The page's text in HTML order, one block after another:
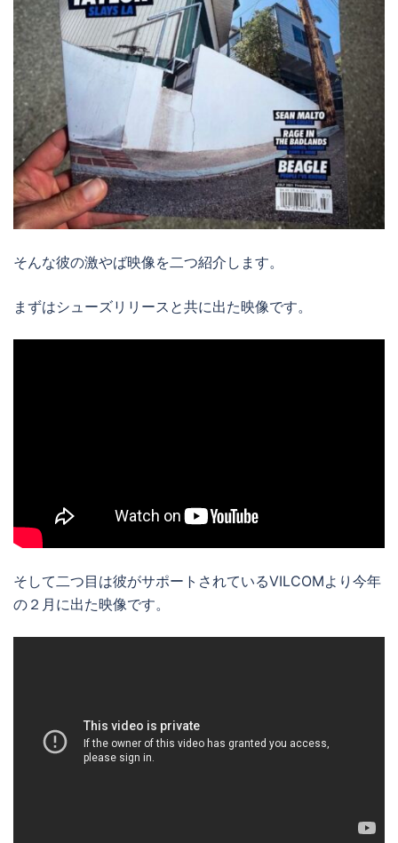
そんな彼の激やば映像を二つ紹介します。
まずはシューズリリースと共に出た映像です。
そして二つ目は彼がサポートされているVILCOMより今年
の２月に出た映像です。